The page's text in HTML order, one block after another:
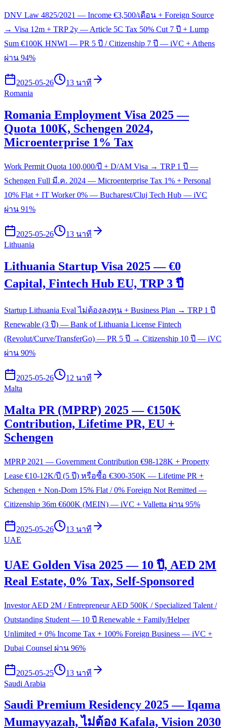
DNV Law 4825/2021 — Income €3,500/เดือน + Foreign Source
→ Visa 12m + TRP 2y — Article 5C Tax 50% Cut 7 ปี + Lump
Sum €100K HNWI — PR 5 ปี / Citizenship 7 ปี — iVC + Athens
ผ่าน 94%
2025-05-26
13 นาที
Romania
Romania Employment Visa 2025 —
Quota 100K, Schengen 2024,
Microenterprise 1% Tax
Work Permit Quota 100,000/ปี + D/AM Visa → TRP 1 ปี —
Schengen Full มี.ค. 2024 — Microenterprise Tax 1% + Personal
10% Flat + IT Worker 0% — Bucharest/Cluj Tech Hub — iVC
ผ่าน 91%
2025-05-26
13 นาที
Lithuania
Lithuania Startup Visa 2025 — €0
Capital, Fintech Hub EU, TRP 3 ปี
Startup Lithuania Eval ไม่ต้องลงทุน + Business Plan → TRP 1 ปี
Renewable (3 ปี) — Bank of Lithuania License Fintech
(Revolut/Curve/TransferGo) — PR 5 ปี → Citizenship 10 ปี — iVC
ผ่าน 90%
2025-05-26
12 นาที
Malta
Malta PR (MPRP) 2025 — €150K
Contribution, Lifetime PR, EU +
Schengen
MPRP 2021 — Government Contribution €98-128K + Property
Lease €10-12K/ปี (5 ปี) หรือซื้อ €300-350K — Lifetime PR +
Schengen + Non-Dom 15% Flat / 0% Foreign Not Remitted —
Citizenship 36m €600K (MEIN) — iVC + Valletta ผ่าน 95%
2025-05-26
13 นาที
UAE
UAE Golden Visa 2025 — 10 ปี, AED 2M
Real Estate, 0% Tax, Self-Sponsored
Investor AED 2M / Entrepreneur AED 500K / Specialized Talent /
Outstanding Student — 10 ปี Renewable + Family/Helper
Unlimited + 0% Income Tax + 100% Foreign Business — iVC +
Dubai Counsel ผ่าน 96%
2025-05-25
13 นาที
Saudi Arabia
Saudi Premium Residency 2025 — Iqama
Mumayyazah, ไม่ต้อง Kafala, Vision 2030